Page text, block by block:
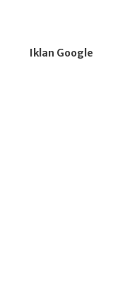
Iklan Google